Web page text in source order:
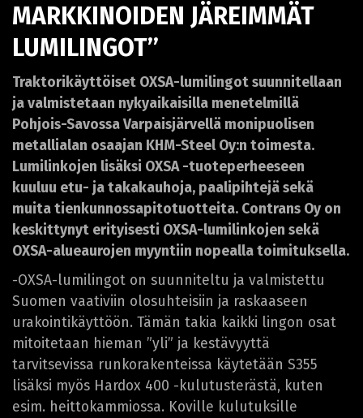
MARKKINOIDEN JÄREIMMÄT
LUMILINGOT’’
Traktorikäyttöiset OXSA-lumilingot suunnitellaan
ja valmistetaan nykyaikaisilla menetelmillä
Pohjois-Savossa Varpaisjärvellä monipuolisen
metallialan osaajan KHM-Steel Oy:n toimesta.
Lumilinkojen lisäksi OXSA -tuoteperheeseen
kuuluu etu- ja takakauhoja, paalipihtejä sekä
muita tienkunnossapitotuotteita. Contrans Oy on
keskittynyt erityisesti OXSA-lumilinkojen sekä
OXSA-alueaurojen myyntiin nopealla toimituksella.
-OXSA-lumilingot on suunniteltu ja valmistettu
Suomen vaativiin olosuhteisiin ja raskaaseen
urakointikäyttöön. Tämän takia kaikki lingon osat
mitoitetaan hieman ”yli” ja kestävyyttä
tarvitsevissa runkorakenteissa käytetään S355
lisäksi myös Hardox 400 -kulutusterästä, kuten
esim. heittokammiossa. Koville kulutuksille